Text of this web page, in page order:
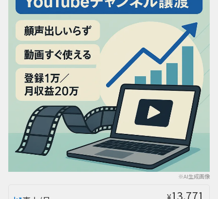
※AI生成画像
13,771